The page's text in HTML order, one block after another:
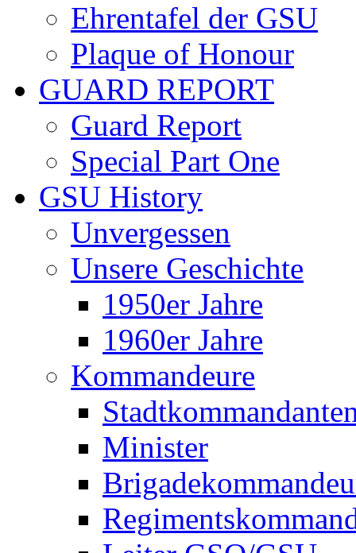
Ehrentafel der GSU
Plaque of Honour
GUARD REPORT
Guard Report
Special Part One
GSU History
Unvergessen
Unsere Geschichte
1950er Jahre
1960er Jahre
Kommandeure
Minister